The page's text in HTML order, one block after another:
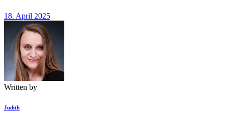
18. April 2025
Written by
Judith